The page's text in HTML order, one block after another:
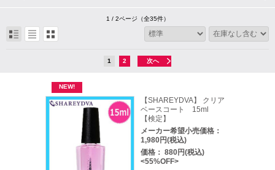
1 / 2ページ （全35件）
1 2 次へ
【SHAREYDVA】 クリア
ベースコート 15ml
【検定】
メーカー希望小売価格：
1,980円(税込)
価格： 880円(税込)
<55%OFF>